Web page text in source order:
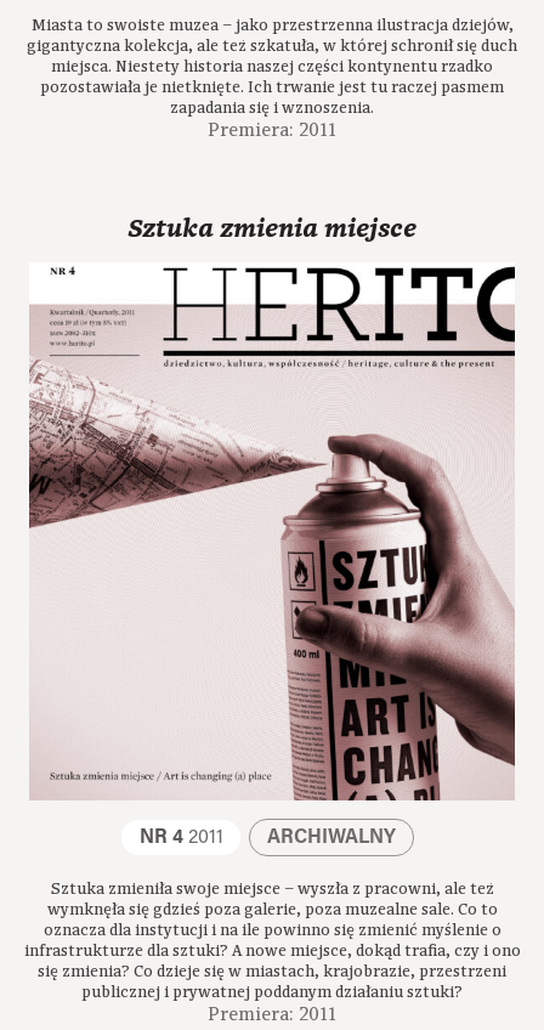
Miasta to swoiste muzea – jako przestrzenna ilustracja dziejów,
gigantyczna kolekcja, ale też szkatuła, w której schronił się duch
miejsca. Niestety historia naszej części kontynentu rzadko
pozostawiała je nietknięte. Ich trwanie jest tu raczej pasmem
zapadania się i wznoszenia.
Premiera: 2011
Sztuka zmienia miejsce
NR 42011 ARCHIWALNY
Sztuka zmieniła swoje miejsce – wyszła z pracowni, ale też
wymknęła się gdzieś poza galerie, poza muzealne sale. Co to
oznacza dla instytucji i na ile powinno się zmienić myślenie o
infrastrukturze dla sztuki? A nowe miejsce, dokąd trafia, czy i ono
się zmienia? Co dzieje się w miastach, krajobrazie, przestrzeni
publicznej i prywatnej poddanym działaniu sztuki?
Premiera: 2011